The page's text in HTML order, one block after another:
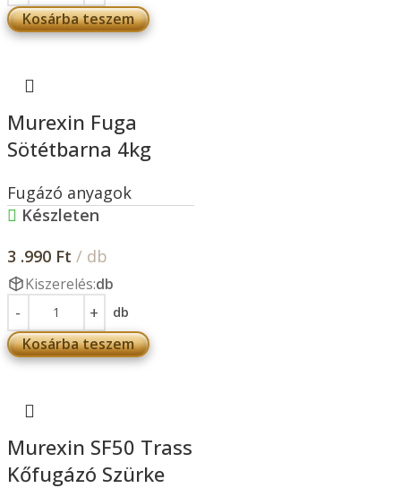
Kosárba teszem
Murexin Fuga
Sötétbarna 4kg
Fugázó anyagok
Készleten
3 .990 Ft / db
Kiszerelés:db
db
Kosárba teszem
Murexin SF50 Trass
Kőfugázó Szürke